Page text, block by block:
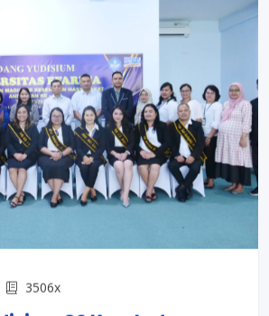
3506x